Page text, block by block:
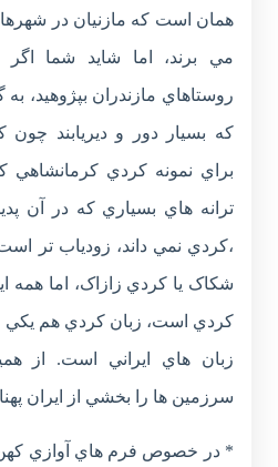
همان است که مازنيان در
مي برند، اما شايد شما اگر
روستاهاي مازندران بپژوهيد،
که بسيار دور و ديريابند چون
براي نمونه کردي کرمانشاهي
ترانه هاي بسياري که در آن
،کردي نمي داند، زودياب تر
شکاک يا کردي زازاک، اما همه
کردي است، زبان کردي هم يکي
زبان هاي ايراني است. از
سرزمين ها را بخشي از ايران
* در خصوص فرم هاي آوازي